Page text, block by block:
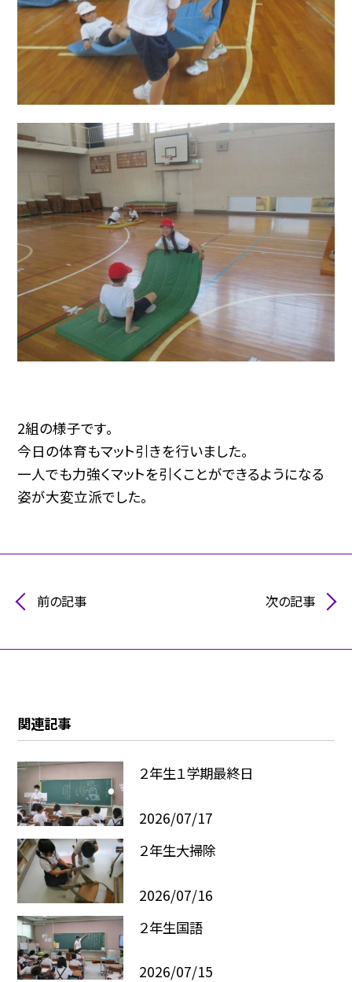
2組の様子です。
今日の体育もマット引きを行いました。
一人でも力強くマットを引くことができるようになる
姿が大変立派でした。
前の記事 次の記事
関連記事
２年生１学期最終日
2026/07/17
２年生大掃除
2026/07/16
２年生国語
2026/07/15